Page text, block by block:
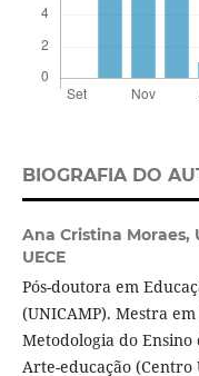
BIOGRAFIA DO
Ana Cristina Moraes,
UECE
Pós-doutora em
(UNICAMP). Mestra
Metodologia do Ensino
Arte-educação